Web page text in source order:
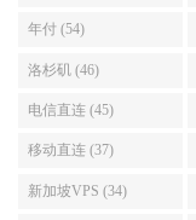
年付 (54)
洛杉矶 (46)
电信直连 (45)
移动直连 (37)
新加坡VPS (34)